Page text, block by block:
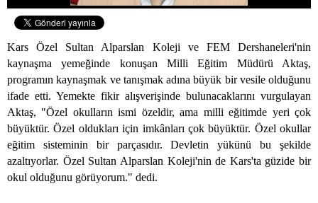
Kars Özel Sultan Alparslan Koleji ve FEM Dershaneleri'nin
kaynaşma yemeğinde konuşan Milli Eğitim Müdürü Aktaş,
programın kaynaşmak ve tanışmak adına büyük bir vesile olduğunu
ifade etti. Yemekte fikir alışverişinde bulunacaklarını vurgulayan
Aktaş, "Özel okulların ismi özeldir, ama milli eğitimde yeri çok
büyüktür. Özel oldukları için imkânları çok büyüktür. Özel okullar
eğitim sisteminin bir parçasıdır. Devletin yükünü bu şekilde
azaltıyorlar. Özel Sultan Alparslan Koleji'nin de Kars'ta güzide bir
okul olduğunu görüyorum." dedi.